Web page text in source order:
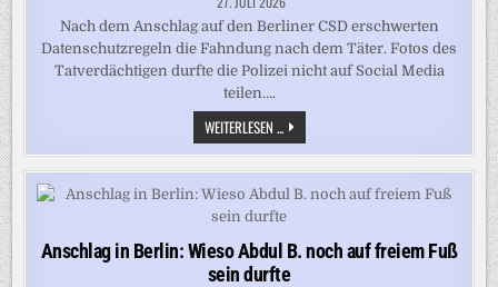
Nach dem Anschlag auf den Berliner CSD erschwerten
Datenschutzregeln die Fahndung nach dem Täter. Fotos des
Tatverdächtigen durfte die Polizei nicht auf Social Media
teilen….
WEITERLESEN ... DATENSCHUTZ-
REGULARIEN
VERHINDERTEN
FOTO-
FAHNDUNG
NACH
DEM
CSD-
ATTENTÄTER
Anschlag in Berlin: Wieso Abdul B. noch auf freiem Fuß
sein durfte